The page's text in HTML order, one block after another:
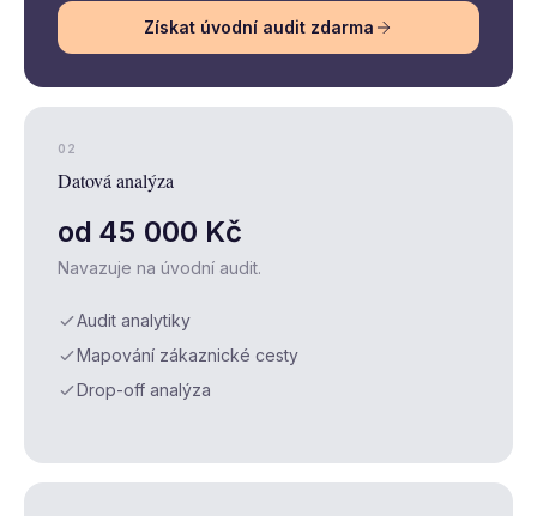
Získat úvodní audit zdarma
02
Datová analýza
od 45 000 Kč
Navazuje na úvodní audit.
Audit analytiky
Mapování zákaznické cesty
Drop-off analýza